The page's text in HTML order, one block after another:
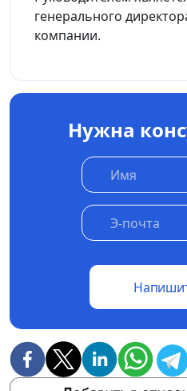
генерального
компании.
Нужна